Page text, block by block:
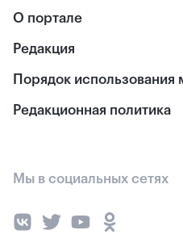
О портале
Редакция
Порядок использования
Редакционная политика
Мы в социальных сетях